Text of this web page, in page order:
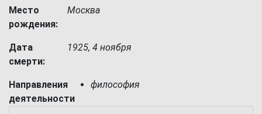
Место
рождения:
Москва
Дата
смерти:
1925, 4 ноября
Направления
деятельности
философия